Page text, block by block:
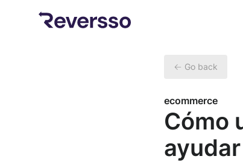
Go back
ecommerce
Cómo